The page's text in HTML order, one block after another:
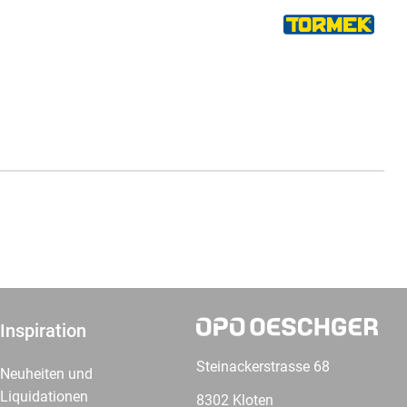
Inspiration
Neuheiten und
Liquidationen
Steinackerstrasse 68
8302 Kloten